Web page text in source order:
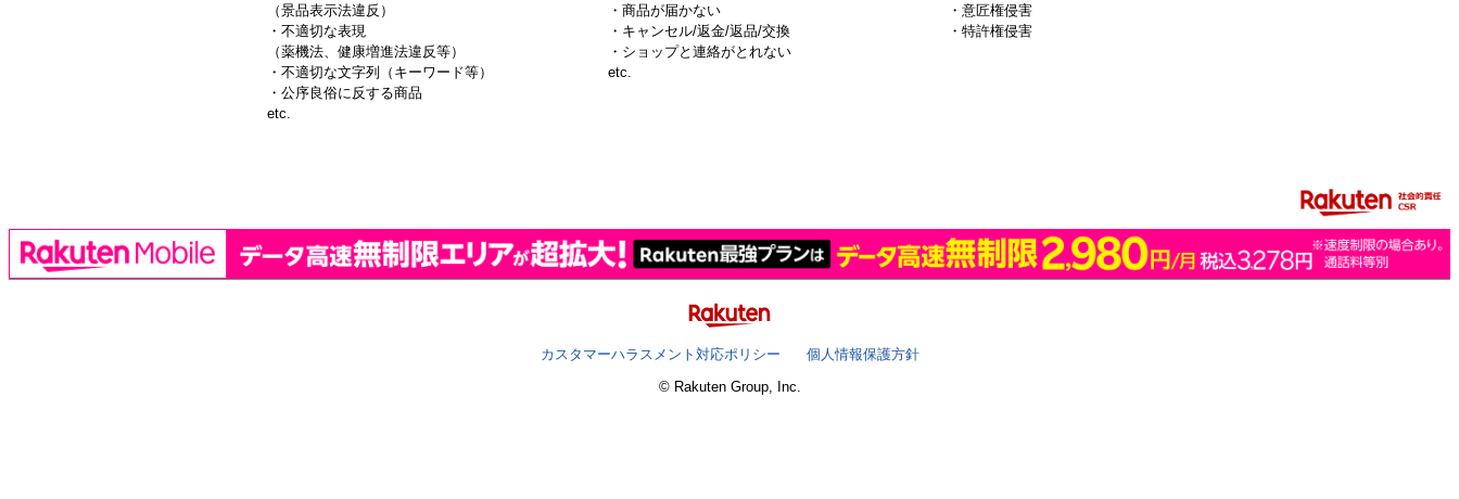
（景品表示法違反）
・不適切な表現
（薬機法、健康増進法違反等）
・不適切な文字列（キーワード等）
・公序良俗に反する商品
etc.
・商品が届かない
・キャンセル/返金/返品/交換
・ショップと連絡がとれない
etc.
・意匠権侵害
・特許権侵害
カスタマーハラスメント対応ポリシー
個人情報保護方針
© Rakuten Group, Inc.